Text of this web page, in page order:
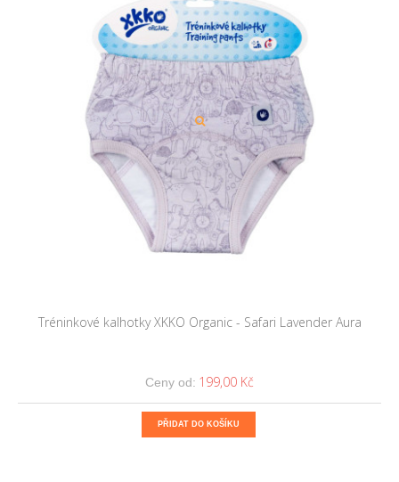
Tréninkové kalhotky XKKO Organic - Safari Lavender Aura
Ceny od: 199,00 Kč
PŘIDAT DO KOŠÍKU